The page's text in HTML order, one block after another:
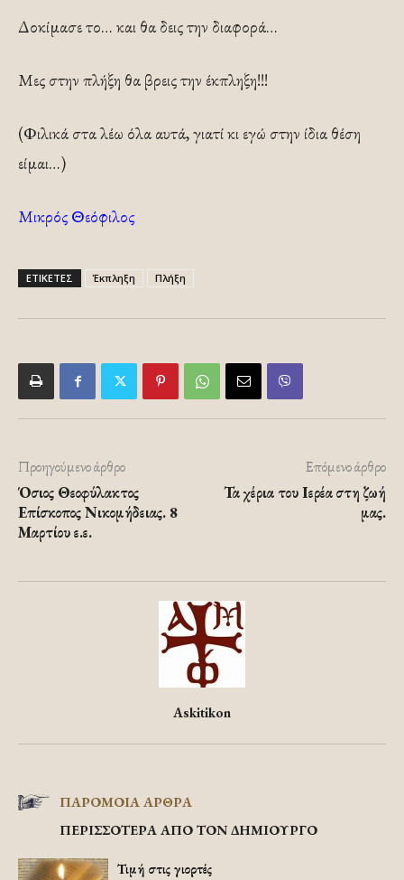
Δοκίμασε το… και θα δεις την διαφορά…
Μες στην πλήξη θα βρεις την έκπληξη!!!
(Φιλικά στα λέω όλα αυτά, γιατί κι εγώ στην ίδια θέση
είμαι…)
Μικρός Θεόφιλος
ΕΤΙΚΕΤΕΣ Έκπληξη Πλήξη
Προηγούμενο άρθρο
Όσιος Θεοφύλακτος
Επίσκοπος Νικομήδειας. 8
Μαρτίου ε.ε.
Επόμενο άρθρο
Τα χέρια του Ιερέα στη ζωή
μας.
Askitikon
ΠΑΡΟΜΟΙΑ ΑΡΘΡΑ
ΠΕΡΙΣΣΟΤΕΡΑ ΑΠΟ ΤΟΝ ΔΗΜΙΟΥΡΓΟ
Τιμή στις γιορτές